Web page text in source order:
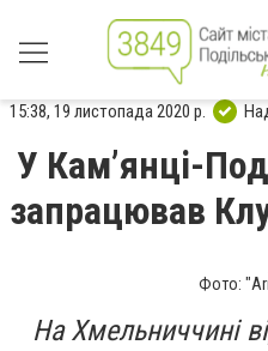
15:38, 19 листопада 2020 р.
У Кам’янці-
запрацював
Фото:
На Хмельниччині